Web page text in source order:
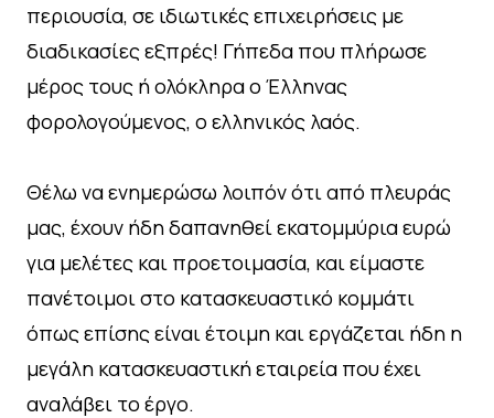
περιουσία, σε ιδιωτικές επιχειρήσεις με
διαδικασίες εξπρές! Γήπεδα που πλήρωσε
μέρος τους ή ολόκληρα ο Έλληνας
φορολογούμενος, ο ελληνικός λαός.
Θέλω να ενημερώσω λοιπόν ότι από πλευράς
μας, έχουν ήδη δαπανηθεί εκατομμύρια ευρώ
για μελέτες και προετοιμασία, και είμαστε
πανέτοιμοι στο κατασκευαστικό κομμάτι
όπως επίσης είναι έτοιμη και εργάζεται ήδη η
μεγάλη κατασκευαστική εταιρεία που έχει
αναλάβει το έργο.